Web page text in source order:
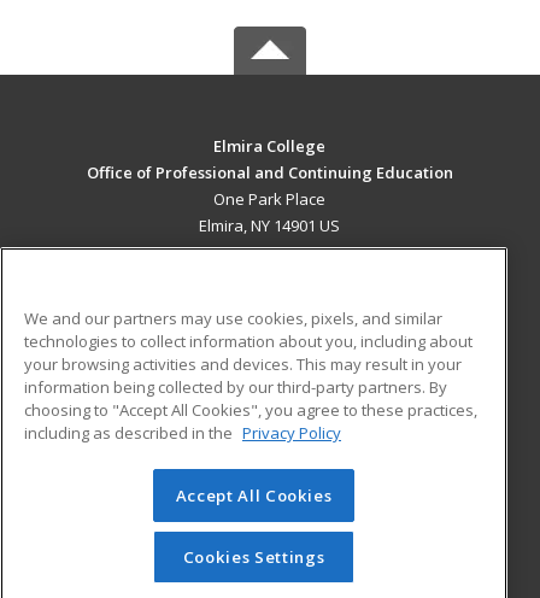
Elmira College
Office of Professional and Continuing Education
One Park Place
Elmira, NY 14901 US
ADDITIONAL RESOURCES
Military
Financial Assistance
Help
Student Blog
© 2026 ed2go, a division of Cengage Learning. All rights
reserved. The material on this site cannot be reproduced or
redistributed unless you have obtained prior written
permission from Cengage Learning.Privacy Policy
We and our partners may use cookies, pixels, and similar
technologies to collect information about you, including about
your browsing activities and devices. This may result in your
information being collected by our third-party partners. By
choosing to "Accept All Cookies", you agree to these practices,
including as described in the Privacy Policy
Accept All Cookies
Cookies Settings